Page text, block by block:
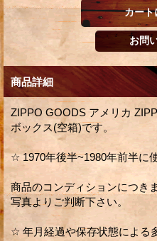
商品詳細
ZIPPO GOODS アメリカ
ボックス(空箱)です。
☆ 1970年後半~1980年前半に
商品のコンディションにつき
写真よりご判断下さい。
☆ 年月経過や保存状態による